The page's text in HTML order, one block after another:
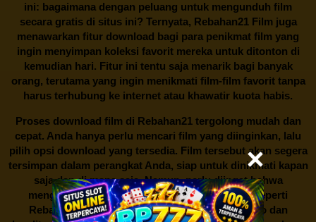
ini: bagaimana dengan peluang untuk mengunduh film
secara gratis di situs ini? Ternyata, Rebahan21 Film juga
menawarkan fitur download bagi para penikmat film yang
ingin menyimpan koleksi favorit mereka untuk ditonton di
kemudian hari. Fitur ini tentu saja menarik bagi banyak
orang, terutama yang ingin menikmati film-film favorit tanpa
harus terhubung ke internet atau khawatir kuota habis.
Proses download film di Rebahan21tergolong mudah dan
cepat. Anda hanya perlu mencari film yang diinginkan, lalu
pilih opsi download yang tersedia. Film tersebut akan segera
tersimpan dalam perangkat Anda, siap untuk dinikmati kapan
saja dan di mana saja. Namun, perlu diingat bahwa
mengunduh film secara gratis dari situs-situs seperti
Rebahan21 juga berarti berurusan dengan risiko dan